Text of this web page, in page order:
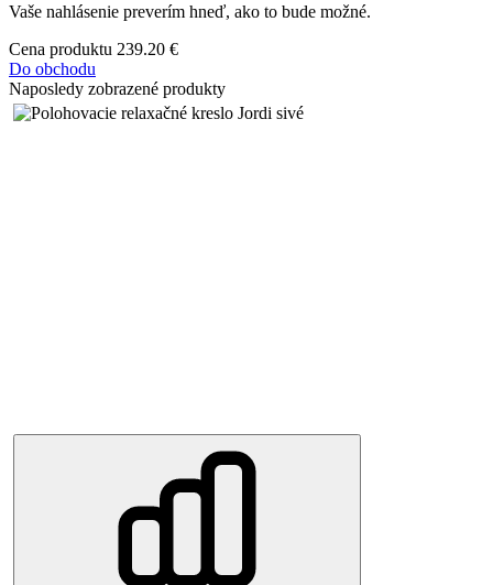
Vaše nahlásenie preverím hneď, ako to bude možné.
Cena produktu 239.20 €
Do obchodu
Naposledy zobrazené produkty